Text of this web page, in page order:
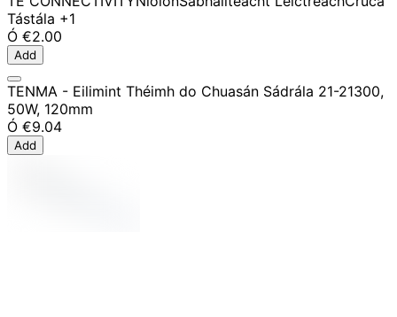
Tástála +1
Ó €2.00
Add
TENMA - Eilimint Théimh do Chuasán Sádrála 21-21300,
50W, 120mm
Ó €9.04
Add